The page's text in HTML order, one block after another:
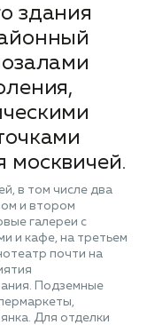
здания
москвичей.
в том числе два
и втором
галереи с
и кафе, на третьем
почти на
Подземные
Для отделки